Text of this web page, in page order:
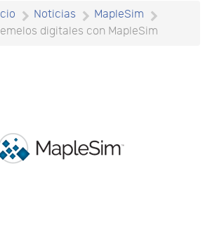
Noticias
MapleSim
digitales con MapleSim